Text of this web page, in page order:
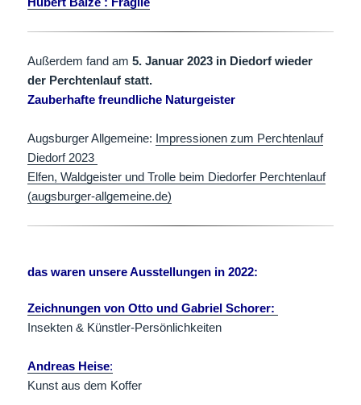
Außerdem fand am5. Januar 2023 in Diedorf wieder
der Perchtenlauf statt.
Zauberhafte freundliche Naturgeister
Augsburger Allgemeine: Impressionen zum Perchtenlauf
Diedorf 2023
Elfen, Waldgeister und Trolle beim Diedorfer Perchtenlauf
(augsburger-allgemeine.de)
das waren unsere Ausstellungen in 2022:
Zeichnungen von Otto und Gabriel Schorer:
Insekten & Künstler-Persönlichkeiten
Andreas Heise:
Kunst aus dem Koffer